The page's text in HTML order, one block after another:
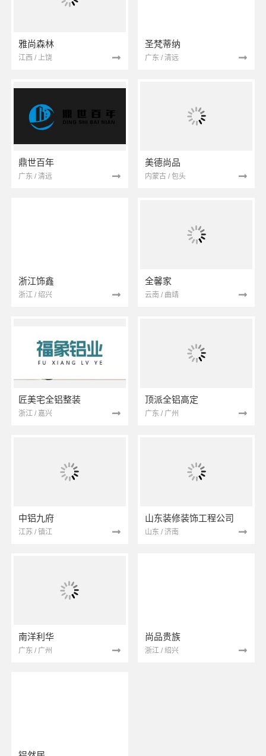
雅尚森林
江西 / 上饶
圣梵蒂纳
广东 / 清远
鼎世百年
广东 / 清远
美德尚品
内蒙古 / 包头
浙江饰鑫
浙江 / 绍兴
全馨家
云南 / 曲靖
匠美宅全铝整装
浙江 / 嘉兴
顶派全铝高定
广东 / 广州
中铝九府
江苏 / 镇江
山东装修装饰工程公司
山东 / 济南
南洋利华
广东 / 广州
尚品贵族
浙江 / 绍兴